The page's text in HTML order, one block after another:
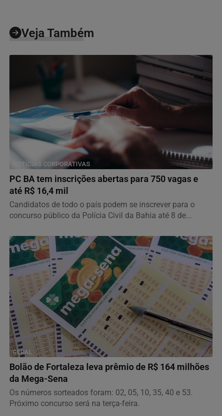
Veja Também
NOTÍCIAS CORPORATIVAS
PC BA tem inscrições abertas para 750 vagas e
até R$ 16,4 mil
Candidatos de todo o país podem se inscrever para o
concurso público da Polícia Civil da Bahia até 8 de...
GERAL
Bolão de Fortaleza leva prêmio de R$ 164 milhões
da Mega-Sena
Os números sorteados foram: 02, 05, 10, 35, 40 e 53.
Próximo concurso será na terça-feira.